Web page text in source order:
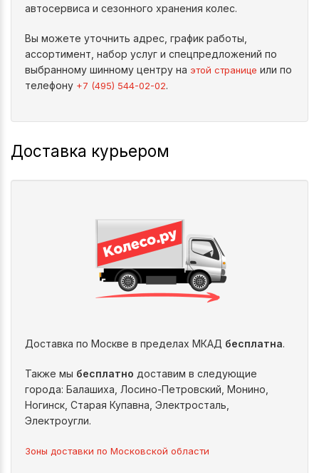
автосервиса и сезонного хранения колес.
Вы можете уточнить адрес, график работы,
ассортимент, набор услуг и спецпредложений по
выбранному шинному центру на этой странице или по
телефону +7 (495) 544-02-02.
Доставка курьером
Доставка по Москве в пределах МКАД бесплатна.
Также мы бесплатно доставим в следующие
города: Балашиха, Лосино-Петровский, Монино,
Ногинск, Старая Купавна, Электросталь,
Электроугли.
Зоны доставки по Московской области